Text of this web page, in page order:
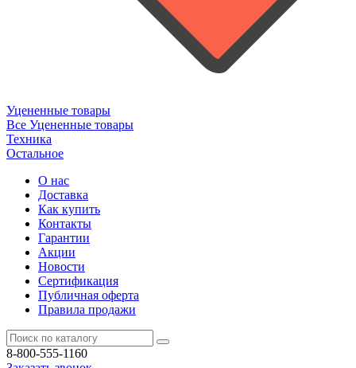
Уцененные товары
Все Уцененные товары
Техника
Остальное
О нас
Доставка
Как купить
Контакты
Гарантии
Акции
Новости
Cертификация
Публичная оферта
Правила продажи
8-800-555-1160